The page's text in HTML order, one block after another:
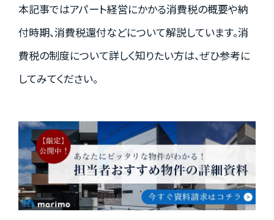
コンテンツポリシー
本記事ではアパート経営にかかる消費税の概要や納
付時期、消費税還付などについて解説しています。消
費税の制度について詳しく知りたい方は、ぜひ参考に
してみてください。